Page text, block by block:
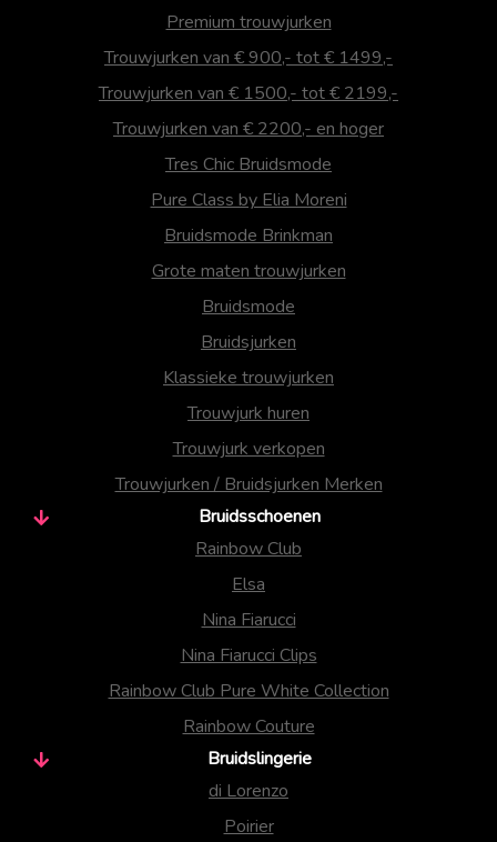
Premium trouwjurken
Trouwjurken van € 900,- tot € 1499,-
Trouwjurken van € 1500,- tot € 2199,-
Trouwjurken van € 2200,- en hoger
Tres Chic Bruidsmode
Pure Class by Elia Moreni
Bruidsmode Brinkman
Grote maten trouwjurken
Bruidsmode
Bruidsjurken
Klassieke trouwjurken
Trouwjurk huren
Trouwjurk verkopen
Trouwjurken / Bruidsjurken Merken
Bruidsschoenen
Rainbow Club
Elsa
Nina Fiarucci
Nina Fiarucci Clips
Rainbow Club Pure White Collection
Rainbow Couture
Bruidslingerie
di Lorenzo
Poirier